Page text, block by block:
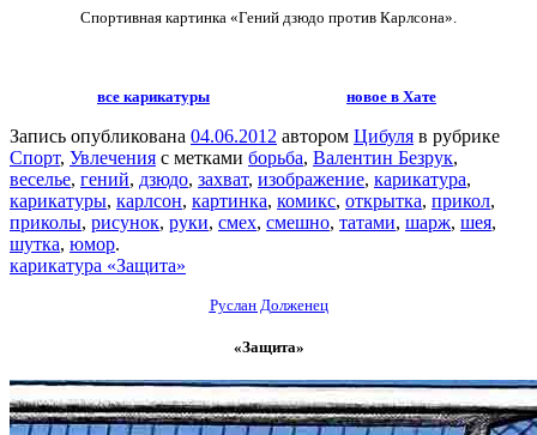
Спортивная картинка «Гений дзюдо против Карлсона».
все карикатуры новое в Хате
Запись опубликована 04.06.2012 автором Цибуля в рубрике
Спорт, Увлечения с метками борьба, Валентин Безрук,
веселье, гений, дзюдо, захват, изображение, карикатура,
карикатуры, карлсон, картинка, комикс, открытка, прикол,
приколы, рисунок, руки, смех, смешно, татами, шарж, шея,
шутка, юмор.
карикатура «Защита»
Руслан Долженец
«Защита»